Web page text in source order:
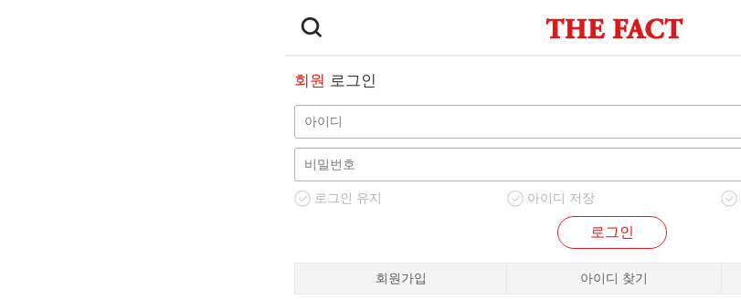
회원 로그인
로그인 유지 아이디 저장
로그인
회원가입 아이디 찾기